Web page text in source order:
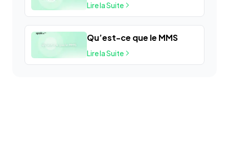
Lire la Suite
Qu’est-ce que le MMS
Lire la Suite